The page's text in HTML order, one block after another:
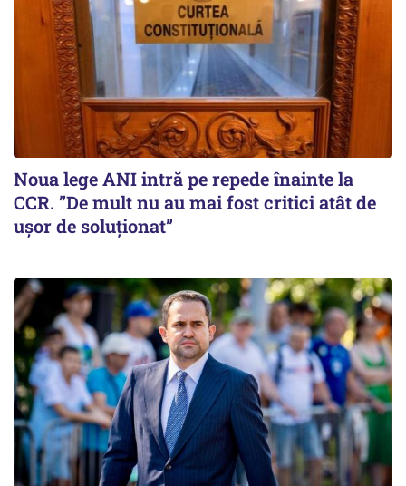
Noua lege ANI intră pe repede înainte la
CCR. ”De mult nu au mai fost critici atât de
ușor de soluționat”